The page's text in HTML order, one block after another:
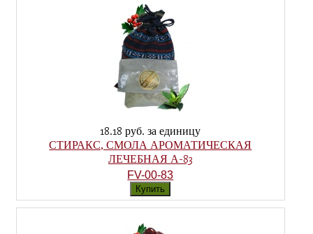
18.18 руб. за единицу
СТИРАКС, СМОЛА АРОМАТИЧЕСКАЯ
ЛЕЧЕБНАЯ А-83
FV-00-83